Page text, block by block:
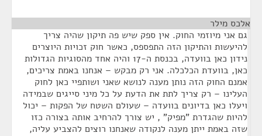
אלכס מילר
גם אני מיוזמי החוק. אין ספק שיש פה תיקון שהיה צריך
להיעשות והתיקון הזה התפספס, כאשר חוק זכויות היוצרים
נידון כאן בוועדה, בכנסת ה-17 והיה אחד מהסוגיות הגדולות
כאן, בוועדת הכלכלה. אני רק מבקש – אנחנו באמת צריכים,
אמנם החוק הזה נותן מענה לנושא שאני ושותפיי כאן לחוק
העלינו – רק צריך לתת את הדעת על כל מיני סייגים שבמידה
ויעלו כאן בדיונים בוועדה – שעולם השטח של הפקות – יכול
להיות שהגדרת "מפיק" , יש צורך להרחיב אותה בצורה כזו
שזה באמת ייתן מענה לנקודה שאנחנו רוצים להצביע עליה,